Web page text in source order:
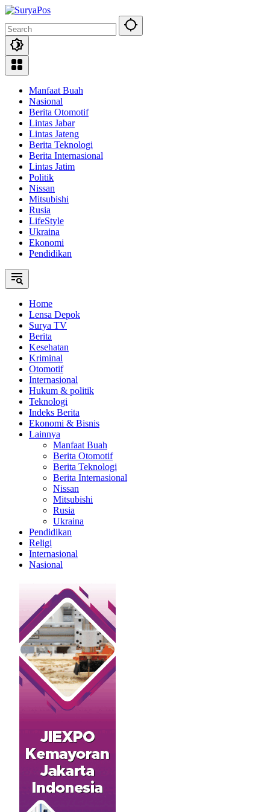
Skip
content
Manfaat Buah
Nasional
Berita Otomotif
Lintas Jabar
Lintas Jateng
Berita Teknologi
Berita Internasional
Lintas Jatim
Politik
Nissan
Mitsubishi
Rusia
LifeStyle
Ukraina
Ekonomi
Pendidikan
Home
Lensa Depok
Surya TV
Berita
Kesehatan
Kriminal
Otomotif
Internasional
Hukum & politik
Teknologi
Indeks Berita
Ekonomi & Bisnis
Lainnya
Manfaat Buah
Berita Otomotif
Berita Teknologi
Berita Internasional
Nissan
Mitsubishi
Rusia
Ukraina
Pendidikan
Religi
Internasional
Nasional